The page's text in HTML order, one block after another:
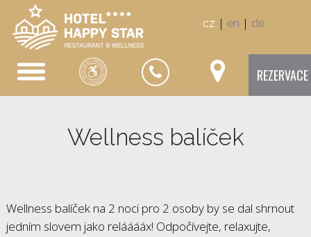
cz | en | de
REZERVACE
Wellness balíček
Wellness balíček na 2 noci pro 2 osoby by se dal shrnout
jedním slovem jako relááááx! Odpočívejte, relaxujte,